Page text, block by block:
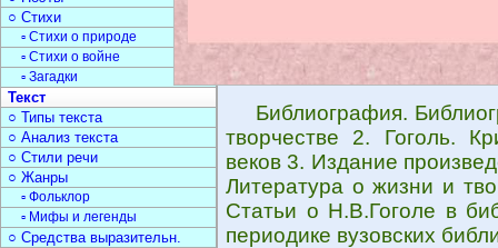
Библиография.
творчестве 2. Гоголь.
веков 3. Издание
Литература о жизни и
Статьи о Н.В.Гоголе в
периодике вузовских
○ Стихи
▫ Стихи о природе
▫ Стихи о войне
▫ Загадки
Текст
○ Типы текста
○ Анализ текста
○ Стили речи
○ Жанры
▫ Фольклор
▫ Мифы и легенды
○ Средства выразительн.